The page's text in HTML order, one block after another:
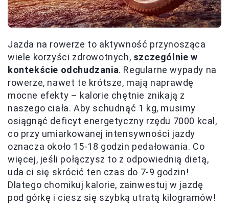
Jazda na rowerze to aktywność przynosząca
wiele korzyści zdrowotnych, szczególnie w
kontekście odchudzania. Regularne wypady na
rowerze, nawet te krótsze, mają naprawdę
mocne efekty – kalorie chętnie znikają z
naszego ciała. Aby schudnąć 1 kg, musimy
osiągnąć deficyt energetyczny rzędu 7000 kcal,
co przy umiarkowanej intensywności jazdy
oznacza około 15-18 godzin pedałowania. Co
więcej, jeśli połączysz to z odpowiednią dietą,
uda ci się skrócić ten czas do 7-9 godzin!
Dlatego chomikuj kalorie, zainwestuj w jazdę
pod górkę i ciesz się szybką utratą kilogramów!